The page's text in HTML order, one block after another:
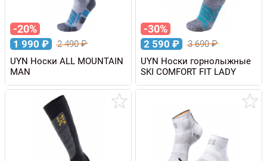
-20%
1 990 ₽ 2 490₽
UYN Носки ALL MOUNTAIN
MAN
-30%
2 590 ₽ 3 690₽
UYN Носки горнолыжные
SKI COMFORT FIT LADY